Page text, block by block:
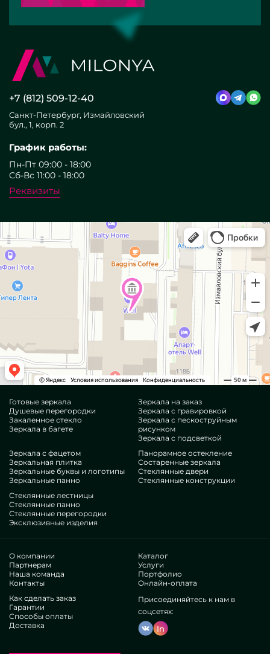
+7 (812) 509-12-40
Санкт-Петербург, Измайловский
бул., 1, корп. 2
График работы:
Пн-Пт 09:00 - 18:00
Сб-Вс 11:00 - 18:00
Реквизиты
Готовые зеркала
Душевые перегородки
Закаленное стекло
Зеркала в багете
Зеркала на заказ
Зеркала с гравировкой
Зеркала с пескоструйным
рисунком
Зеркала с подсветкой
Зеркала с фацетом
Зеркальная плитка
Зеркальные буквы и логотипы
Зеркальные панно
Панорамное остекление
Состаренные зеркала
Стеклянные двери
Стеклянные конструкции
Стеклянные лестницы
Стеклянные панно
Стеклянные перегородки
Эксклюзивные изделия
О компании
Партнерам
Наша команда
Контакты
Каталог
Услуги
Портфолио
Онлайн-оплата
Как сделать заказ
Гарантии
Способы оплаты
Доставка
Присоединяйтесь к нам в
соцсетях:
In